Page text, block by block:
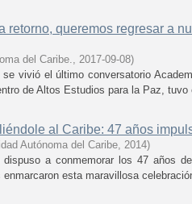
retorno, queremos regresar a
del Caribe., 2017-09-08)
vivió el último conversatorio
de Altos Estudios para la Paz,
al Caribe: 47 años
Autónoma del Caribe, 2014)
dispuso a conmemorar los 47 años
esta maravillosa